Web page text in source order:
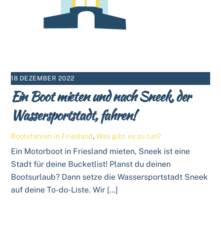
18 DEZEMBER 2022
Ein Boot mieten und nach Sneek, der
Wassersportstadt, fahren!
Bootsfahren in Friesland,Was gibt es zu tun?
Ein Motorboot in Friesland mieten, Sneek ist eine
Stadt für deine Bucketlist! Planst du deinen
Bootsurlaub? Dann setze die Wassersportstadt Sneek
auf deine To-do-Liste. Wir […]